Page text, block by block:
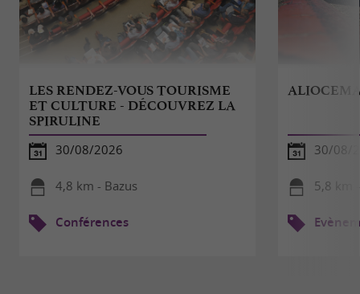
LES RENDEZ-VOUS TOURISME
ET CULTURE - DÉCOUVREZ LA
SPIRULINE
30/08/2026
4,8 km - Bazus
Conférences
30/08/
5,8 km